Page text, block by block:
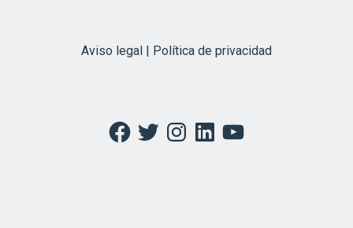
Aviso legal | Política de privacidad
Facebook
TwitterInstagramLinkedInYouTube